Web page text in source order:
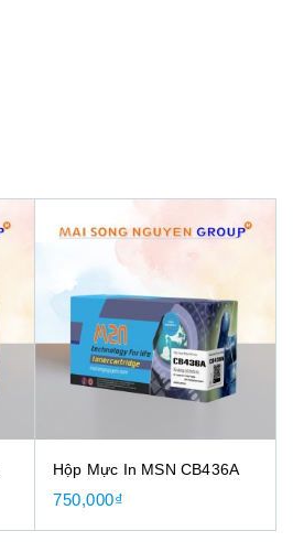
Hộp Mực In MSN CB436A
750,000₫